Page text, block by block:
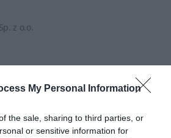
My Personal Information
the sale, sharing to third parties, or
or sensitive information for
z o.o.